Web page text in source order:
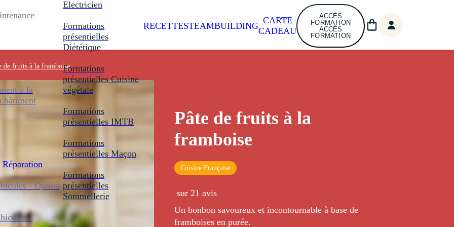
à la
bâtiment
- Option
-
Electricien
Formations
présentielles
Diététique
Formations
présentielles Cuisine
végétale
Formations
présentielles IMTB
Formations
présentielles Maçon
Formations
présentielles
Sommellerie
RECETTESTEAMBUILDING
CARTE
CADEAU
ACCÈS
FORMATION
ACCÈS
FORMATION
de fruits à la framboise
Pâte de fruits à la
framboise
Cuisine Française
sur 21 avis
Un bonbon savoureux et incontournable à base de
framboises en purée.